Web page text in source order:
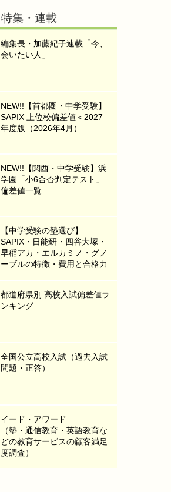
特集・連載
編集長・加藤紀子連載「今、
会いたい人」
NEW!!【首都圏・中学受験】
SAPIX 上位校偏差値＜2027
年度版（2026年4月）
NEW!!【関西・中学受験】浜
学園「小6合否判定テスト」
偏差値一覧
【中学受験の塾選び】
SAPIX・日能研・四谷大塚・
早稲アカ・エルカミノ・グノ
ーブルの特徴・費用と合格力
都道府県別 高校入試偏差値ラ
ンキング
全国公立高校入試（過去入試
問題・正答）
イード・アワード
（塾・通信教育・英語教育な
どの教育サービスの顧客満足
度調査）